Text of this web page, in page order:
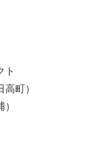
ト
町）